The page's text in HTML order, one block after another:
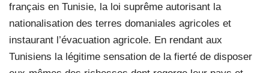
français en Tunisie, la loi suprême autorisant la
nationalisation des terres domaniales agricoles et
instaurant l’évacuation agricole. En rendant aux
Tunisiens la légitime sensation de la fierté de disposer